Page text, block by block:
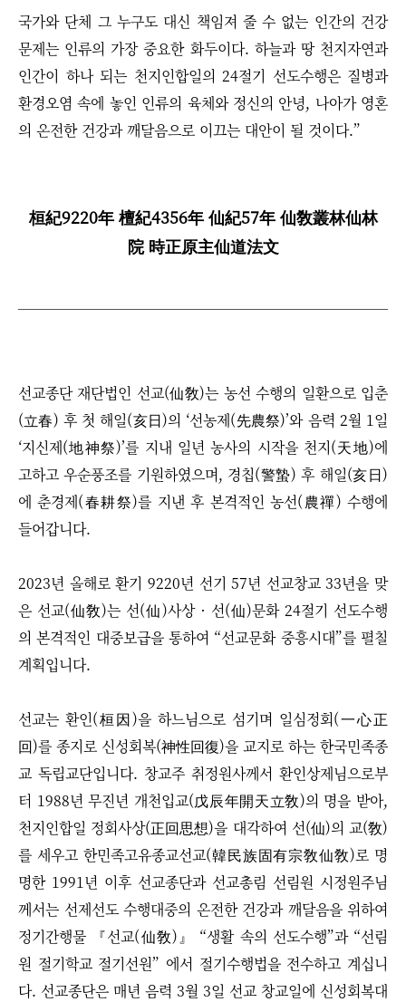
국가와 단체 그 누구도 대신 책임져 줄 수 없는 인간의 건강
문제는 인류의 가장 중요한 화두이다. 하늘과 땅 천지자연과
인간이 하나 되는 천지인합일의 24절기 선도수행은 질병과
환경오염 속에 놓인 인류의 육체와 정신의 안녕, 나아가 영혼
의 온전한 건강과 깨달음으로 이끄는 대안이 될 것이다.”
桓紀9220年 檀紀4356年 仙紀57年 仙敎叢林仙林
院 時正原主仙道法文
선교종단 재단법인 선교(仙敎)는 농선 수행의 일환으로 입춘
(立春) 후 첫 해일(亥日)의 ‘선농제(先農祭)’와 음력 2월 1일
‘지신제(地神祭)’를 지내 일년 농사의 시작을 천지(天地)에
고하고 우순풍조를 기원하였으며, 경칩(警蟄) 후 해일(亥日)
에 춘경제(春耕祭)를 지낸 후 본격적인 농선(農禪) 수행에
들어갑니다.
2023년 올해로 환기 9220년 선기 57년 선교창교 33년을 맞
은 선교(仙敎)는 선(仙)사상 · 선(仙)문화 24절기 선도수행
의 본격적인 대중보급을 통하여 “선교문화 중흥시대”를 펼칠
계획입니다.
선교는 환인(桓因)을 하느님으로 섬기며 일심정회(一心正
回)를 종지로 신성회복(神性回復)을 교지로 하는 한국민족종
교 독립교단입니다. 창교주 취정원사께서 환인상제님으로부
터 1988년 무진년 개천입교(戊辰年開天立敎)의 명을 받아,
천지인합일 정회사상(正回思想)을 대각하여 선(仙)의 교(敎)
를 세우고 한민족고유종교선교(韓民族固有宗敎仙敎)로 명
명한 1991년 이후 선교종단과 선교총림 선림원 시정원주님
께서는 선제선도 수행대중의 온전한 건강과 깨달음을 위하여
정기간행물 『선교(仙敎)』 “생활 속의 선도수행”과 “선림
원 절기학교 절기선원” 에서 절기수행법을 전수하고 계십니
다. 선교종단은 매년 음력 3월 3일 선교 창교일에 신성회복대